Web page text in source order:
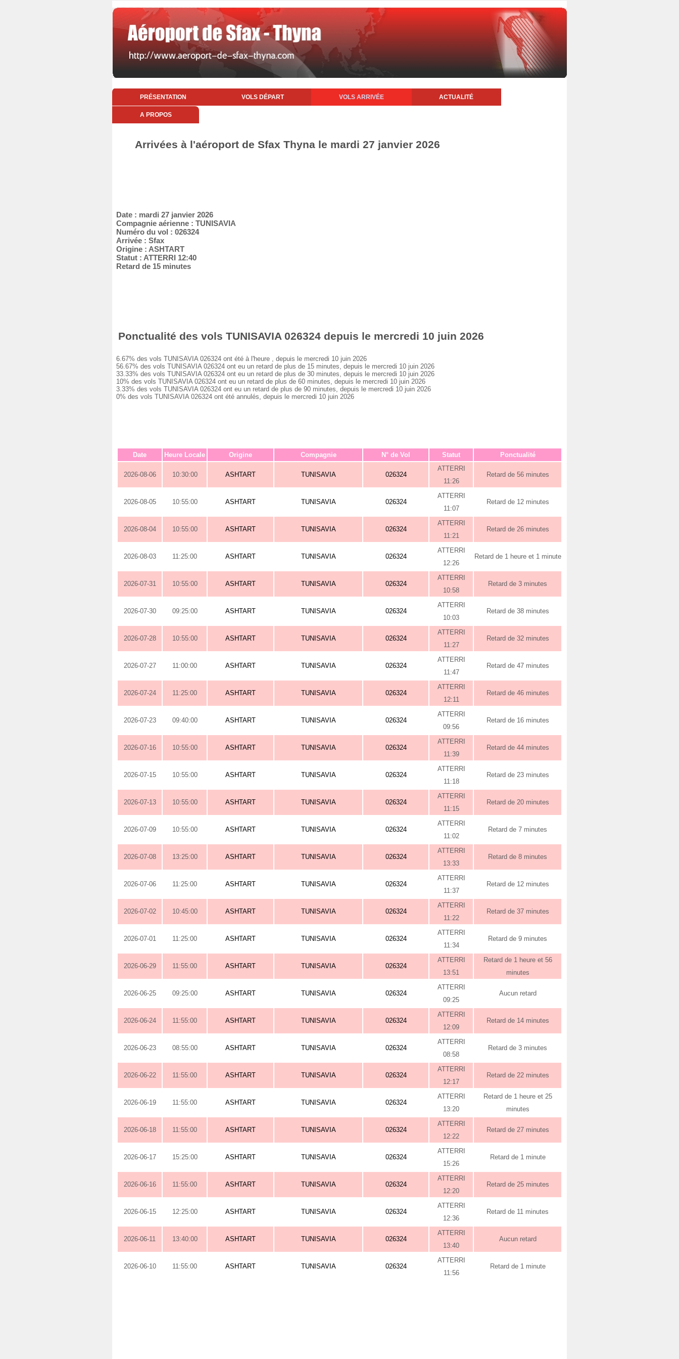
PRÉSENTATION VOLS DÉPART VOLS ARRIVÉE ACTUALITÉ
A PROPOS
Arrivées à l'aéroport de Sfax Thyna le mardi 27 janvier 2026
Date : mardi 27 janvier 2026
Compagnie aérienne : TUNISAVIA
Numéro du vol : 026324
Arrivée : Sfax
Origine : ASHTART
Statut : ATTERRI 12:40
Retard de 15 minutes
Ponctualité des vols TUNISAVIA 026324 depuis le mercredi 10 juin 2026
6.67% des vols TUNISAVIA 026324 ont été à l'heure , depuis le mercredi 10 juin 2026
56.67% des vols TUNISAVIA 026324 ont eu un retard de plus de 15 minutes, depuis le mercredi 10 juin 2026
33.33% des vols TUNISAVIA 026324 ont eu un retard de plus de 30 minutes, depuis le mercredi 10 juin 2026
10% des vols TUNISAVIA 026324 ont eu un retard de plus de 60 minutes, depuis le mercredi 10 juin 2026
3.33% des vols TUNISAVIA 026324 ont eu un retard de plus de 90 minutes, depuis le mercredi 10 juin 2026
0% des vols TUNISAVIA 026324 ont été annulés, depuis le mercredi 10 juin 2026
Date Heure Locale Origine Compagnie N° de Vol Statut Ponctualité
2026-08-06 10:30:00 ASHTART TUNISAVIA 026324
ATTERRI
11:26
Retard de 56 minutes
2026-08-05 10:55:00 ASHTART TUNISAVIA 026324
ATTERRI
11:07
Retard de 12 minutes
2026-08-04 10:55:00 ASHTART TUNISAVIA 026324
ATTERRI
11:21
Retard de 26 minutes
2026-08-03 11:25:00 ASHTART TUNISAVIA 026324
ATTERRI
12:26
Retard de 1 heure et 1 minute
2026-07-31 10:55:00 ASHTART TUNISAVIA 026324
ATTERRI
10:58
Retard de 3 minutes
2026-07-30 09:25:00 ASHTART TUNISAVIA 026324
ATTERRI
10:03
Retard de 38 minutes
2026-07-28 10:55:00 ASHTART TUNISAVIA 026324
ATTERRI
11:27
Retard de 32 minutes
2026-07-27 11:00:00 ASHTART TUNISAVIA 026324
ATTERRI
11:47
Retard de 47 minutes
2026-07-24 11:25:00 ASHTART TUNISAVIA 026324
ATTERRI
12:11
Retard de 46 minutes
2026-07-23 09:40:00 ASHTART TUNISAVIA 026324
ATTERRI
09:56
Retard de 16 minutes
2026-07-16 10:55:00 ASHTART TUNISAVIA 026324
ATTERRI
11:39
Retard de 44 minutes
2026-07-15 10:55:00 ASHTART TUNISAVIA 026324
ATTERRI
11:18
Retard de 23 minutes
2026-07-13 10:55:00 ASHTART TUNISAVIA 026324
ATTERRI
11:15
Retard de 20 minutes
2026-07-09 10:55:00 ASHTART TUNISAVIA 026324
ATTERRI
11:02
Retard de 7 minutes
2026-07-08 13:25:00 ASHTART TUNISAVIA 026324
ATTERRI
13:33
Retard de 8 minutes
2026-07-06 11:25:00 ASHTART TUNISAVIA 026324
ATTERRI
11:37
Retard de 12 minutes
2026-07-02 10:45:00 ASHTART TUNISAVIA 026324
ATTERRI
11:22
Retard de 37 minutes
2026-07-01 11:25:00 ASHTART TUNISAVIA 026324
ATTERRI
11:34
Retard de 9 minutes
2026-06-29 11:55:00 ASHTART TUNISAVIA 026324
ATTERRI
13:51
Retard de 1 heure et 56
minutes
2026-06-25 09:25:00 ASHTART TUNISAVIA 026324
ATTERRI
09:25
Aucun retard
2026-06-24 11:55:00 ASHTART TUNISAVIA 026324
ATTERRI
12:09
Retard de 14 minutes
2026-06-23 08:55:00 ASHTART TUNISAVIA 026324
ATTERRI
08:58
Retard de 3 minutes
2026-06-22 11:55:00 ASHTART TUNISAVIA 026324
ATTERRI
12:17
Retard de 22 minutes
2026-06-19 11:55:00 ASHTART TUNISAVIA 026324
ATTERRI
13:20
Retard de 1 heure et 25
minutes
2026-06-18 11:55:00 ASHTART TUNISAVIA 026324
ATTERRI
12:22
Retard de 27 minutes
2026-06-17 15:25:00 ASHTART TUNISAVIA 026324
ATTERRI
15:26
Retard de 1 minute
2026-06-16 11:55:00 ASHTART TUNISAVIA 026324
ATTERRI
12:20
Retard de 25 minutes
2026-06-15 12:25:00 ASHTART TUNISAVIA 026324
ATTERRI
12:36
Retard de 11 minutes
2026-06-11 13:40:00 ASHTART TUNISAVIA 026324
ATTERRI
13:40
Aucun retard
2026-06-10 11:55:00 ASHTART TUNISAVIA 026324
ATTERRI
11:56
Retard de 1 minute